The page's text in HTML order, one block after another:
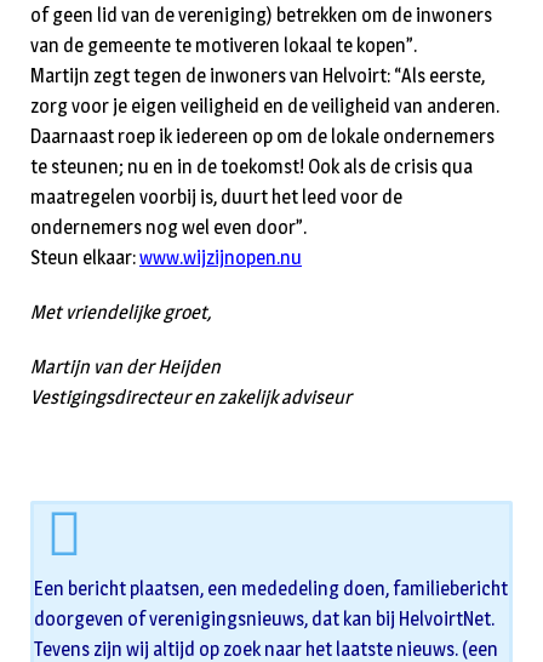
of geen lid van de vereniging) betrekken om de inwoners
van de gemeente te motiveren lokaal te kopen”.
Martijn zegt tegen de inwoners van Helvoirt: “Als eerste,
zorg voor je eigen veiligheid en de veiligheid van anderen.
Daarnaast roep ik iedereen op om de lokale ondernemers
te steunen; nu en in de toekomst! Ook als de crisis qua
maatregelen voorbij is, duurt het leed voor de
ondernemers nog wel even door”.
Steun elkaar:www.wijzijnopen.nu
Met vriendelijke groet,
Martijn van der Heijden
Vestigingsdirecteur en zakelijk adviseur
Een bericht plaatsen, een mededeling doen, familiebericht
doorgeven of verenigingsnieuws, dat kan bij HelvoirtNet.
Tevens zijn wij altijd op zoek naar het laatste nieuws. (een